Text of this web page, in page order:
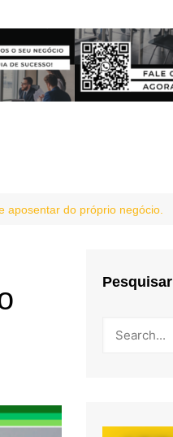
aposentar do próprio negócio.
Pesquisar